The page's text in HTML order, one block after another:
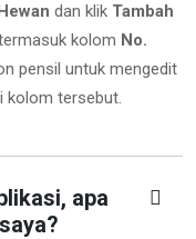
dan klik Tambah
kolom No.
pensil untuk mengedit
kolom tersebut.
apa